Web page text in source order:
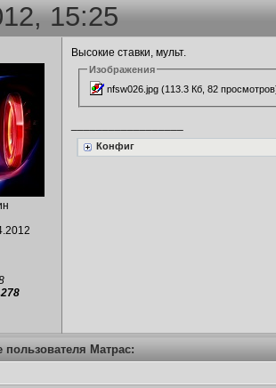
15:25
Высокие ставки, мульт.
Изображения
nfsw026.jpg (113.3 Кб, 82
Конфиг
пользователя Матрас: